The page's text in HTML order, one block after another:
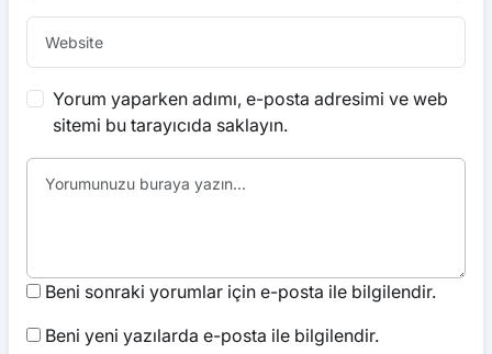
Yorum yaparken adımı, e-posta adresimi ve web
sitemi bu tarayıcıda saklayın.
Beni sonraki yorumlar için e-posta ile bilgilendir.
Beni yeni yazılarda e-posta ile bilgilendir.